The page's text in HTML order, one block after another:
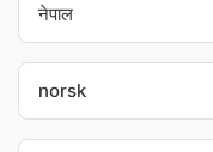
नेपाल
norsk